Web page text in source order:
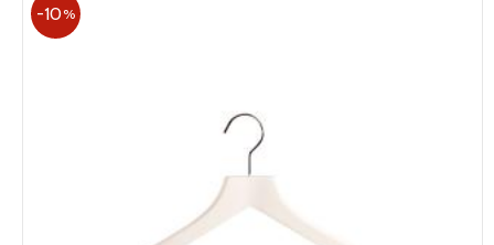
10%